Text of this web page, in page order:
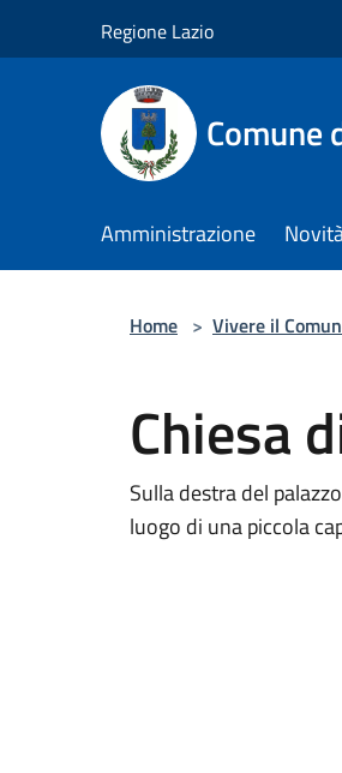
Regione Lazio
Comune
Amministrazione
Home > Vivere il
Chiesa
Sulla destra del
luogo di una piccola